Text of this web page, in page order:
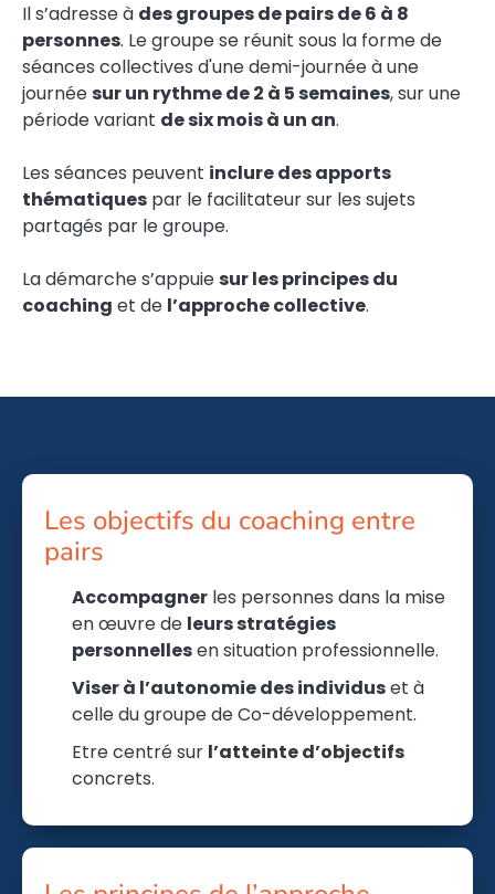
Il s’adresse à des groupes de pairs de 6 à 8
personnes. Le groupe se réunit sous la forme de
séances collectives d'une demi-journée à une
journéesur un rythme de 2 à 5 semaines, sur une
période variant de six mois à un an.
Les séances peuvent inclure des apports
thématiques par le facilitateur sur les sujets
partagés par le groupe.
La démarche s’appuiesur les principes du
coaching et de l’approche collective.
Les objectifs du coaching entre
pairs
Accompagner les personnes dans la mise
en œuvre de leurs stratégies
personnellesen situation professionnelle.
Viser à l’autonomie des individuset à
celle du groupe de Co-développement.
Etre centré sur l’atteinte d’objectifs
concrets.